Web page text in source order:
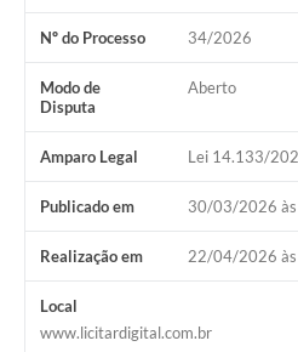
Nº do Processo 34/2026
Modo de
Disputa
Aberto
Amparo Legal Lei 14.133/
Publicado em 30/03/2026
Realização em 22/04/2026
Local
www.licitardigital.com.br